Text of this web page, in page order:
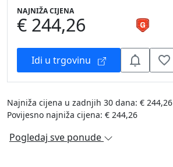
NAJNIŽA CIJENA
€ 244,26
Idi u trgovinu
Najniža cijena u zadnjih 30 dana: € 244,26
Povijesno najniža cijena: € 244,26
Pogledaj sve ponude